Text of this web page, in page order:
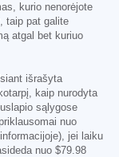
kurio nenorėjote
taip pat galite
atgal bet kuriuo
išrašyta
kaip nurodyta
sąlygose
nuo
jei laiku
nuo $79.98